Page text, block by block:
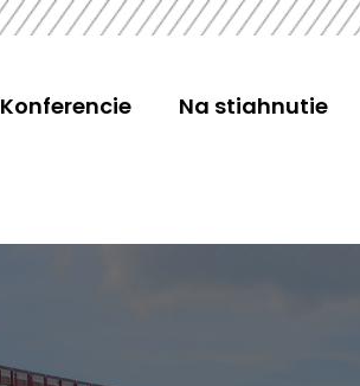
Konferencie Na stiahnutie